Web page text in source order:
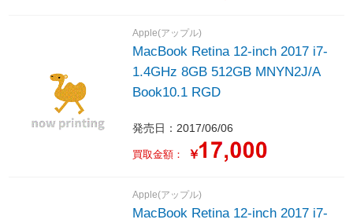
Apple(アップル)
MacBook Retina 12-inch 2017 i7-
1.4GHz 8GB 512GB MNYN2J/A
Book10.1 RGD
発売日：2017/06/06
買取金額： ￥
Apple(アップル)
MacBook Retina 12-inch 2017 i7-